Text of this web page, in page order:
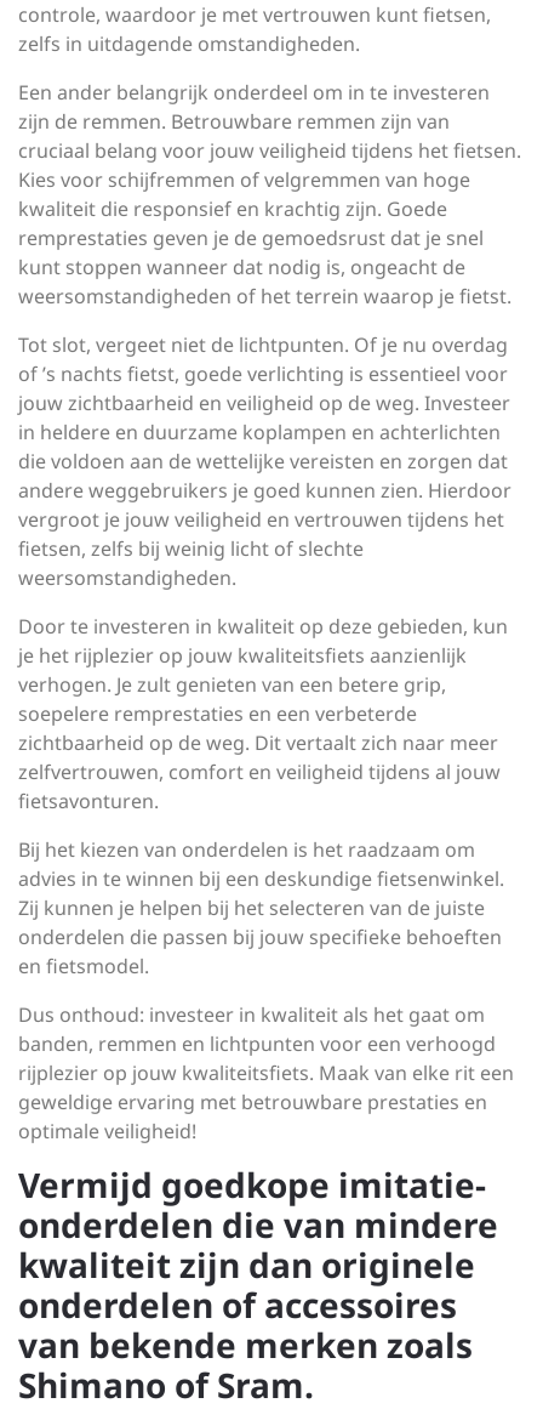
controle, waardoor je met vertrouwen kunt fietsen,
zelfs in uitdagende omstandigheden.
Een ander belangrijk onderdeel om in te investeren
zijn de remmen. Betrouwbare remmen zijn van
cruciaal belang voor jouw veiligheid tijdens het fietsen.
Kies voor schijfremmen of velgremmen van hoge
kwaliteit die responsief en krachtig zijn. Goede
remprestaties geven je de gemoedsrust dat je snel
kunt stoppen wanneer dat nodig is, ongeacht de
weersomstandigheden of het terrein waarop je fietst.
Tot slot, vergeet niet de lichtpunten. Of je nu overdag
of ’s nachts fietst, goede verlichting is essentieel voor
jouw zichtbaarheid en veiligheid op de weg. Investeer
in heldere en duurzame koplampen en achterlichten
die voldoen aan de wettelijke vereisten en zorgen dat
andere weggebruikers je goed kunnen zien. Hierdoor
vergroot je jouw veiligheid en vertrouwen tijdens het
fietsen, zelfs bij weinig licht of slechte
weersomstandigheden.
Door te investeren in kwaliteit op deze gebieden, kun
je het rijplezier op jouw kwaliteitsfiets aanzienlijk
verhogen. Je zult genieten van een betere grip,
soepelere remprestaties en een verbeterde
zichtbaarheid op de weg. Dit vertaalt zich naar meer
zelfvertrouwen, comfort en veiligheid tijdens al jouw
fietsavonturen.
Bij het kiezen van onderdelen is het raadzaam om
advies in te winnen bij een deskundige fietsenwinkel.
Zij kunnen je helpen bij het selecteren van de juiste
onderdelen die passen bij jouw specifieke behoeften
en fietsmodel.
Dus onthoud: investeer in kwaliteit als het gaat om
banden, remmen en lichtpunten voor een verhoogd
rijplezier op jouw kwaliteitsfiets. Maak van elke rit een
geweldige ervaring met betrouwbare prestaties en
optimale veiligheid!
Vermijd goedkope imitatie-
onderdelen die van mindere
kwaliteit zijn dan originele
onderdelen of accessoires
van bekende merken zoals
Shimano of Sram.